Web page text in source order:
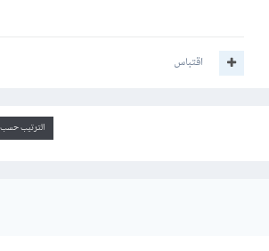
اقتباس
الترتيب حسب